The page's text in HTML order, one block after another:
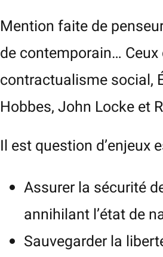
Mention faite de
de contemporain… Ceux
contractualisme social,
Hobbes, John Locke et
Il est question d’enjeux
Assurer la sécurité
annihilant l’état de
Sauvegarder la